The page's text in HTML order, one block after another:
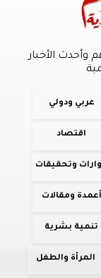
وأحدث الأخبار
عربي ودولي
اقتصاد
وتحقيقات
أعمدة ومقالات
تنمية بشرية
المرأة والطفل